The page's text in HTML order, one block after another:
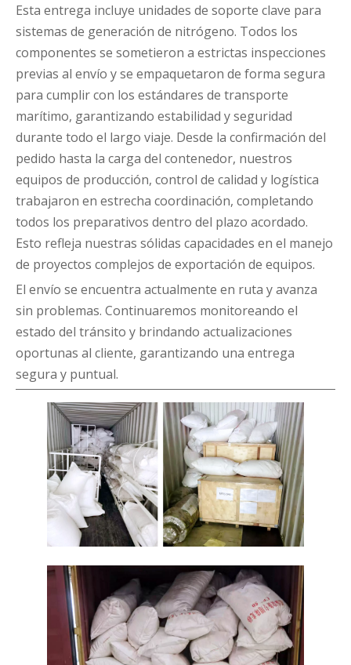
Esta entrega incluye unidades de soporte clave para
sistemas de generación de nitrógeno. Todos los
componentes se sometieron a estrictas inspecciones
previas al envío y se empaquetaron de forma segura
para cumplir con los estándares de transporte
marítimo, garantizando estabilidad y seguridad
durante todo el largo viaje. Desde la confirmación del
pedido hasta la carga del contenedor, nuestros
equipos de producción, control de calidad y logística
trabajaron en estrecha coordinación, completando
todos los preparativos dentro del plazo acordado.
Esto refleja nuestras sólidas capacidades en el manejo
de proyectos complejos de exportación de equipos.
El envío se encuentra actualmente en ruta y avanza
sin problemas. Continuaremos monitoreando el
estado del tránsito y brindando actualizaciones
oportunas al cliente, garantizando una entrega
segura y puntual.